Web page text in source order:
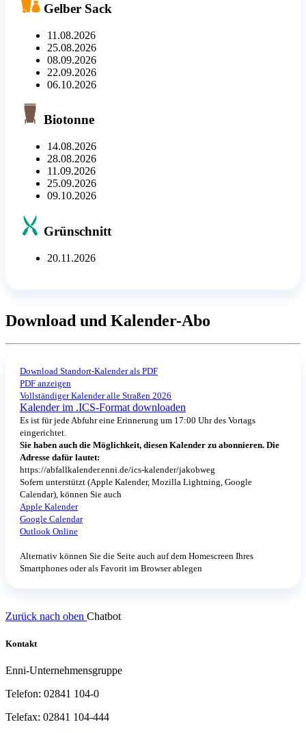
Gelber Sack
11.08.2026
25.08.2026
08.09.2026
22.09.2026
06.10.2026
Biotonne
14.08.2026
28.08.2026
11.09.2026
25.09.2026
09.10.2026
Grünschnitt
20.11.2026
Download und Kalender-Abo
Download Standort-Kalender als PDF
PDF anzeigen
Vollständiger Kalender alle Straßen 2026
Kalender im .ICS-Format downloaden
Es ist für jede Abfuhr eine Erinnerung um 17:00 Uhr des Vortags
eingerichtet.
Sie haben auch die Möglichkeit, diesen Kalender zu abonnieren. Die
Adresse dafür lautet:
https://abfallkalender.enni.de/ics-kalender/jakobweg
Sofern unterstützt (Apple Kalender, Mozilla Lightning, Google
Calendar), können Sie auch
Apple Kalender
Google Calendar
Outlook Online
Alternativ können Sie die Seite auch auf dem Homescreen Ihres
Smartphones oder als Favorit im Browser ablegen
Zurück nach oben Chatbot
Kontakt
Enni-Unternehmensgruppe
Telefon: 02841 104-0
Telefax: 02841 104-444